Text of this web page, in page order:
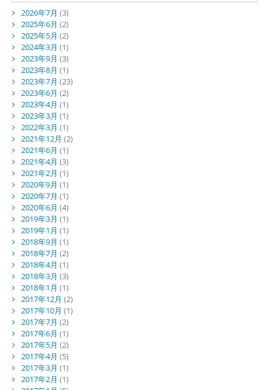
2026年7月 (3)
2025年6月 (2)
2025年5月 (2)
2024年3月 (1)
2023年9月 (3)
2023年8月 (1)
2023年7月 (23)
2023年6月 (2)
2023年4月 (1)
2023年3月 (1)
2022年3月 (1)
2021年12月 (2)
2021年6月 (1)
2021年4月 (3)
2021年2月 (1)
2020年9月 (1)
2020年7月 (1)
2020年6月 (4)
2019年3月 (1)
2019年1月 (1)
2018年9月 (1)
2018年7月 (2)
2018年4月 (1)
2018年3月 (3)
2018年1月 (1)
2017年12月 (2)
2017年10月 (1)
2017年7月 (2)
2017年6月 (1)
2017年5月 (2)
2017年4月 (5)
2017年3月 (1)
2017年2月 (1)